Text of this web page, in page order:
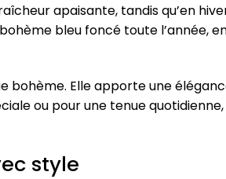
apaisante, tandis qu’en
bleu foncé toute l’année,
bohème. Elle apporte une
ou pour une tenue quotidienne,
style